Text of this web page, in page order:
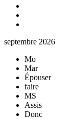
septembre 2026
Mo
Mar
Épouser
faire
MS
Assis
Donc